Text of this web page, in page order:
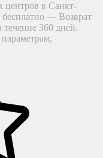
центров в Санкт-
— Возврат
течение 360 дней.